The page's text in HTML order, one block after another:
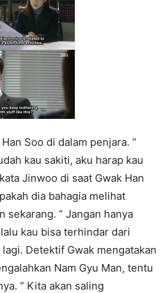
Soo di dalam penjara. ”
kau sakiti, aku harap kau
Jinwoo di saat Gwak Han
dia bahagia melihat
sekarang. ” Jangan hanya
kau bisa terhindar dari
Detektif Gwak mengatakan
Nam Gyu Man, tentu
” Kita akan saling